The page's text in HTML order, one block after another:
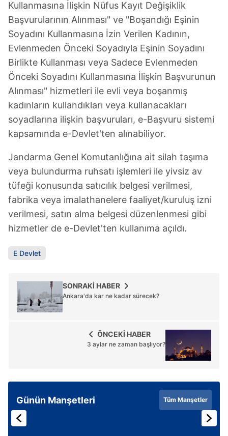
verileriniz işlenmekte olup gerekli olan çerezler bilgi
toplumu hizmetlerinin sunulması amacıyla
kullanılmaktadır. Diğer çerezler, sitemizin daha işlevsel
kılınması ve kişiselleştirilmesi ve sizlere yönelik
reklam/pazarlama faaliyetlerinin yapılması, amaçlarıyla
sınırlı olarak açık rızanız dahilinde kullanılacaktır.
Çerezlere ilişkin tercihlerinizi aşağıda yer alan panel
vasıtasıyla belirleyebilirsiniz. Çerezlere ilişkin detaylı bilgi
için Ayarlar butonuna tıklayabilir,
Çerez Bilgilendirme
Metnimizi
ziyaret edebilirsiniz.
6698 sayılı Kişisel Verilerin Korunması Kanunu uyarınca
hazırlanmış Aydınlatma Metnimizi okumak ve sitemizde
ilgili mevzuata uygun olarak kullanılan çerezlerle ilgili bilgi
almak için lütfentıklayınız.
Kullanmasına İlişkin Nüfus Kayıt Değişiklik
Başvurularının Alınması" ve "Boşandığı Eşinin
Soyadını Kullanmasına İzin Verilen Kadının,
Evlenmeden Önceki Soyadıyla Eşinin Soyadını
Birlikte Kullanması veya Sadece Evlenmeden
Önceki Soyadını Kullanmasına İlişkin Başvurunun
Alınması" hizmetleri ile evli veya boşanmış
kadınların kullandıkları veya kullanacakları
soyadlarına ilişkin başvuruları, e-Başvuru sistemi
kapsamında e-Devlet'ten alınabiliyor.
Jandarma Genel Komutanlığına ait silah taşıma
veya bulundurma ruhsatı işlemleri ile yivsiz av
tüfeği konusunda satıcılık belgesi verilmesi,
fabrika veya imalathanelere faaliyet/kuruluş izni
verilmesi, satın alma belgesi düzenlenmesi gibi
hizmetler de e-Devlet'ten kullanıma açıldı.
E Devlet
SONRAKİ HABER
Ankara'da kar ne kadar sürecek?
ÖNCEKİ HABER
3 aylar ne zaman başlıyor?
Günün Manşetleri Tüm Manşetler